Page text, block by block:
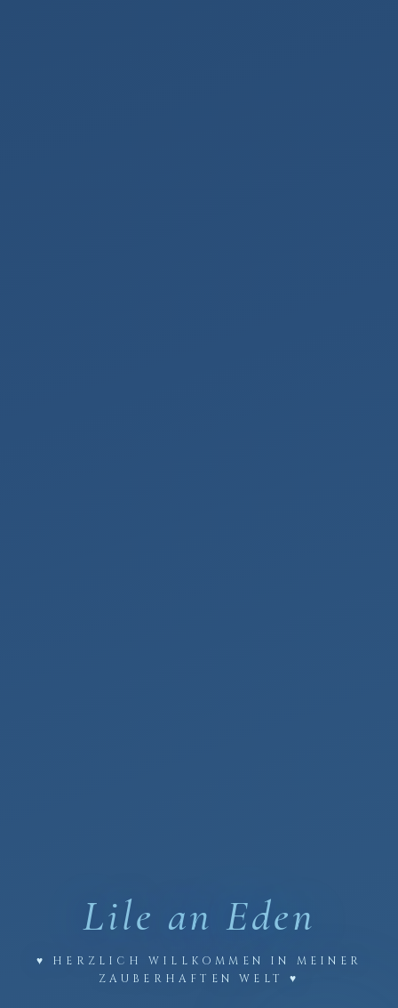
Lile anEden
♥ HERZLICH WILLKOMMEN IN MEINER
ZAUBERHAFTEN WELT ♥